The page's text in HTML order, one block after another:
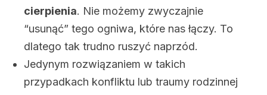
cierpienia. Nie możemy zwyczajnie
“usunąć” tego ogniwa, które nas łączy. To
dlatego tak trudno ruszyć naprzód.
Jedynym rozwiązaniem w takich
przypadkach konfliktu lub traumy rodzinnej